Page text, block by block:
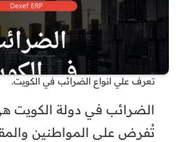
تعرف علي انواع الضرائب في الكويت.
الضرائب في دولة الكويت
تُفرض على المواطنين